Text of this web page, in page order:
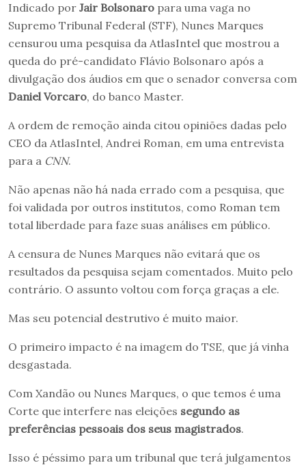
Indicado por Jair Bolsonaro para uma vaga no
Supremo Tribunal Federal (STF), Nunes Marques
censurou uma pesquisa da AtlasIntel que mostrou a
queda do pré-candidato Flávio Bolsonaro após a
divulgação dos áudios em que o senador conversa com
Daniel Vorcaro, do banco Master.
A ordem de remoção ainda citou opiniões dadas pelo
CEO da AtlasIntel, Andrei Roman, em uma entrevista
para a CNN.
Não apenas não há nada errado com a pesquisa, que
foi validada por outros institutos, como Roman tem
total liberdade para faze suas análises em público.
A censura de Nunes Marques não evitará que os
resultados da pesquisa sejam comentados. Muito pelo
contrário. O assunto voltou com força graças a ele.
Mas seu potencial destrutivo é muito maior.
O primeiro impacto é na imagem do TSE, que já vinha
desgastada.
Com Xandão ou Nunes Marques, o que temos é uma
Corte que interfere nas eleições segundo as
preferências pessoais dos seus magistrados.
Isso é péssimo para um tribunal que terá julgamentos